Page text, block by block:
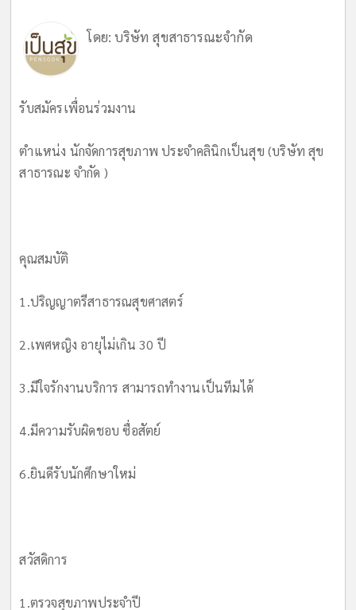
โดย:บริษัท สุขสาธารณะจำกัด
รับสมัครเพื่อนร่วมงาน
ตำแหน่ง นักจัดการสุขภาพ ประจำคลินิกเป็นสุข (บริษัท สุข
สาธารณะ จำกัด )
คุณสมบัติ
1.ปริญญาตรีสาธารณสุขศาสตร์
2.เพศหญิง อายุไม่เกิน 30 ปี
3.มีใจรักงานบริการ สามารถทำงานเป็นทีมได้
4.มีความรับผิดชอบ ซื่อสัตย์
6.ยินดีรับนักศึกษาใหม่
สวัสดิการ
1.ตรวจสุขภาพประจำปี